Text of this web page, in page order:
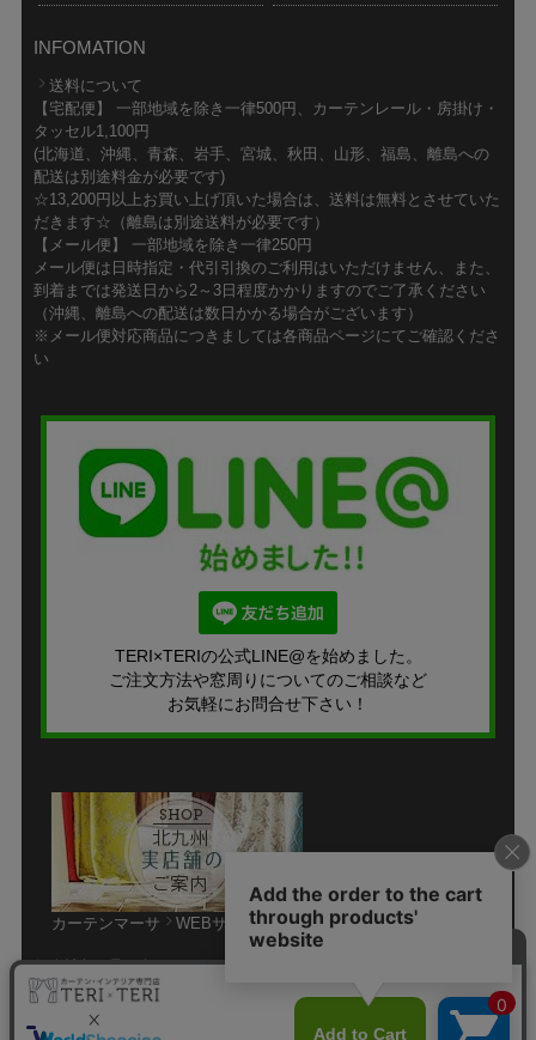
INFOMATION
送料について
【宅配便】 一部地域を除き一律500円、カーテンレール・房掛け・
タッセル1,100円
(北海道、沖縄、青森、岩手、宮城、秋田、山形、福島、離島への
配送は別途料金が必要です)
☆13,200円以上お買い上げ頂いた場合は、送料は無料とさせていた
だきます☆（離島は別途送料が必要です）
【メール便】 一部地域を除き一律250円
メール便は日時指定・代引引換のご利用はいただけません、また、
到着までは発送日から2～3日程度かかりますのでご了承ください
（沖縄、離島への配送は数日かかる場合がございます）
※メール便対応商品につきましては各商品ページにてご確認くださ
い
TERI×TERIの公式LINE@を始めました。
ご注文方法や窓周りについてのご相談など
お気軽にお問合せ下さい！
カーテンマーサ WEBサイト
個人情報の取り扱いについて
特定商取引法に関する表示